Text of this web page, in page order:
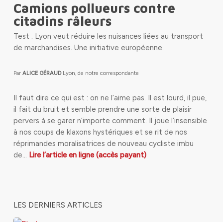
Camions pollueurs contre
citadins râleurs
Test . Lyon veut réduire les nuisances liées au transport
de marchandises. Une initiative européenne.
Par ALICE GÉRAUD Lyon, de notre correspondante
Il faut dire ce qui est : on ne l’aime pas. Il est lourd, il pue,
il fait du bruit et semble prendre une sorte de plaisir
pervers à se garer n’importe comment. Il joue l’insensible
à nos coups de klaxons hystériques et se rit de nos
réprimandes moralisatrices de nouveau cycliste imbu
de… Lire l’article en ligne (accès payant)
LES DERNIERS ARTICLES